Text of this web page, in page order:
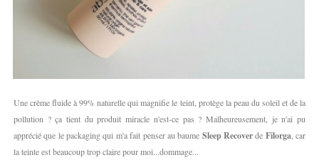
Une crème fluide à 99% naturelle qui magnifie le teint, protège la peau du soleil et de la
pollution ? ça tient du produit miracle n'est-ce pas ? Malheureusement, je n'ai pu
apprécié que le packaging qui m'a fait penser au baume Sleep Recoverde Filorga , car
la teinte est beaucoup trop claire pour moi...dommage...